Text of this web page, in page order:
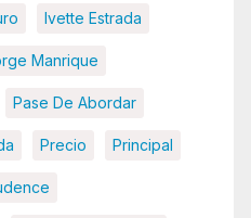
Ivette Estrada
Manrique
Pase De Abordar
Precio Principal